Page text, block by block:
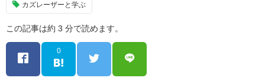
カズレーザーと学ぶ
この記事は約 3 分で読めます。
0